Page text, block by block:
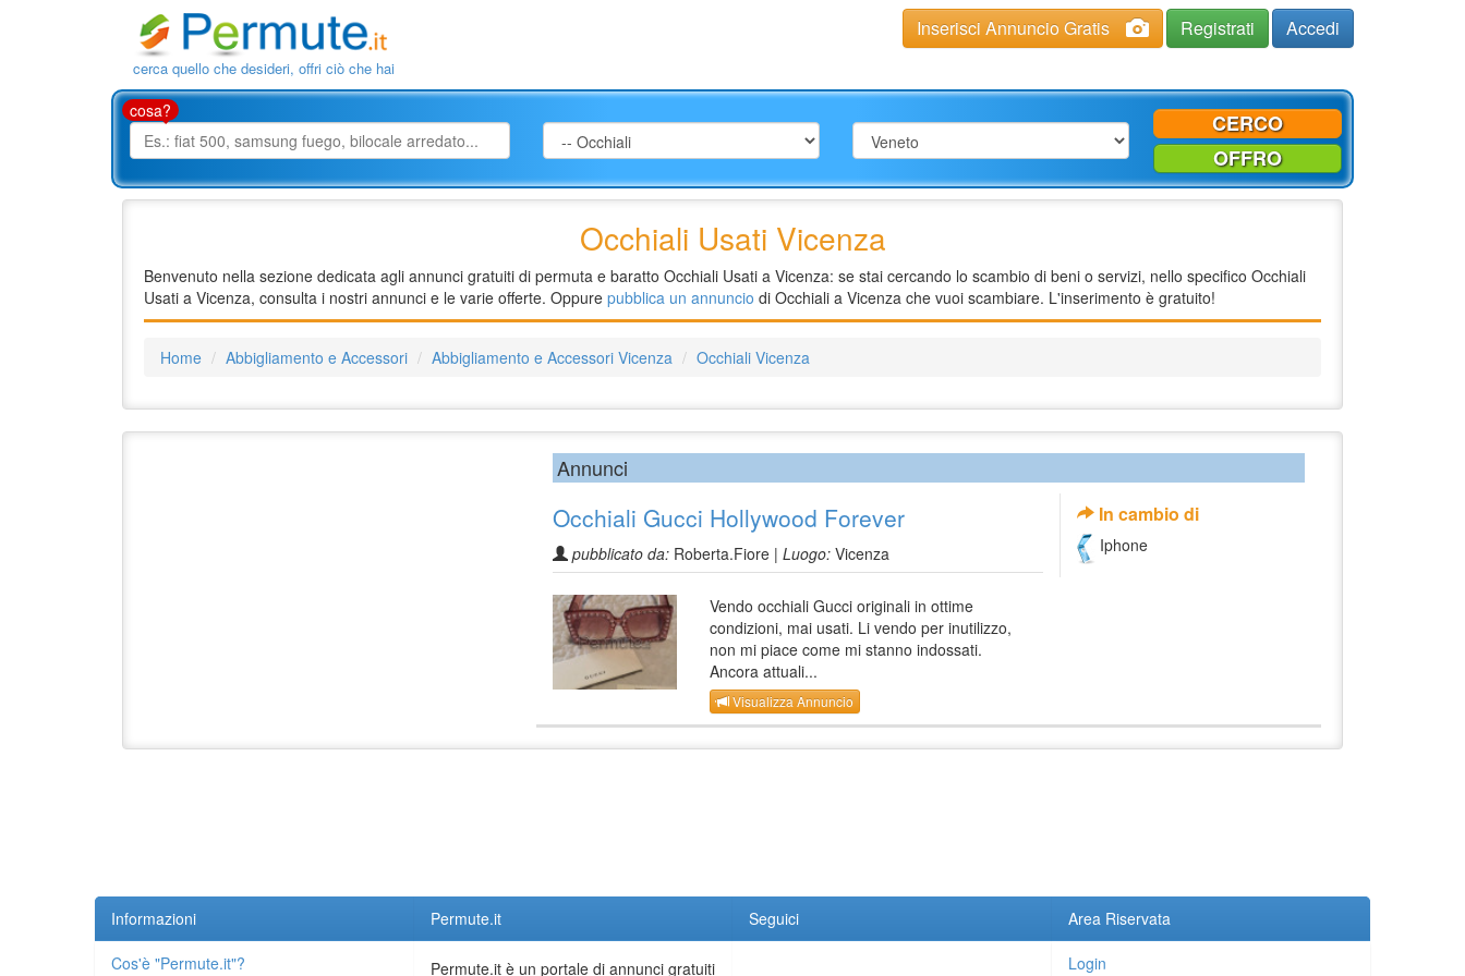
cerca quello che desideri, offri ciò che hai
Inserisci Annuncio Gratis Registrati Accedi
cosa?
CERCO
OFFRO
Occhiali Usati Vicenza
Benvenuto nella sezione dedicata agli annunci gratuiti di permuta e baratto Occhiali Usati a Vicenza: se stai cercando lo scambio di beni o servizi, nello specifico Occhiali
Usati a Vicenza, consulta i nostri annunci e le varie offerte. Oppure pubblica un annuncio di Occhiali a Vicenza che vuoi scambiare. L'inserimento è gratuito!
Home Abbigliamento e Accessori Abbigliamento e Accessori Vicenza Occhiali Vicenza
Annunci
Occhiali Gucci Hollywood Forever
pubblicato da: Roberta.Fiore | Luogo: Vicenza
Vendo occhiali Gucci originali in ottime
condizioni, mai usati. Li vendo per inutilizzo,
non mi piace come mi stanno indossati.
Ancora attuali...
Visualizza Annuncio
In cambio di
Iphone
Informazioni
Cos'è "Permute.it"?
Permute.it
Permute.it è un portale di annunci gratuiti
Seguici Area Riservata
Login